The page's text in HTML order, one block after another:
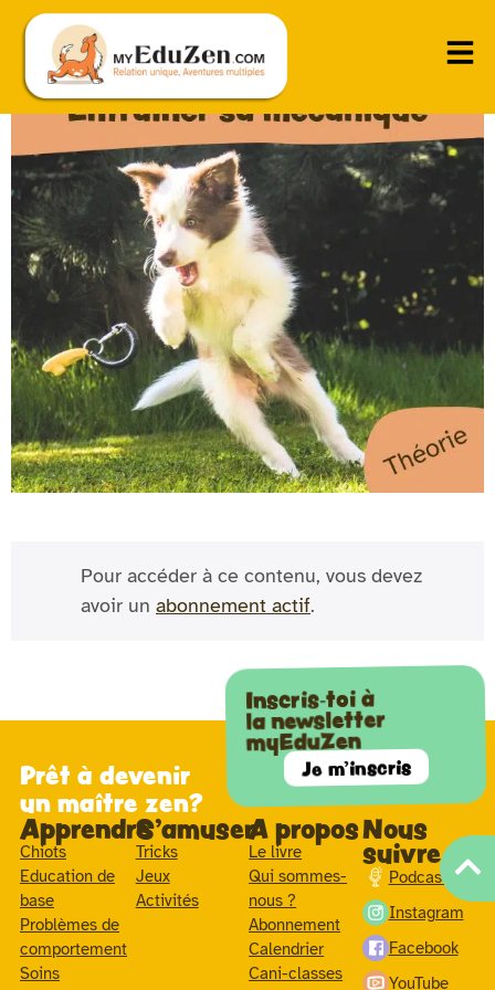
Les outils pour être un bon entraineur
Pour accéder à ce contenu, vous devez
avoir un abonnement actif.
Prêt à devenir
un maître zen?
Inscris-toi à
la newsletter
myEduZen
Je m'inscris
Apprendre
Chiots
Education de
base
Problèmes de
comportement
Soins
S'amuser
Tricks
Jeux
Activités
A propos
Le livre
Qui sommes-
nous ?
Abonnement
Calendrier
Cani-classes
Nous
suivre
Podcast
Instagram
Facebook
YouTube